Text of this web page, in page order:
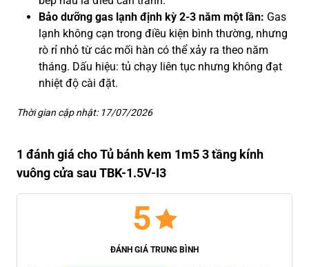
Bảo dưỡng gas lạnh định kỳ 2-3 năm một lần: Gas
lạnh không cạn trong điều kiện bình thường, nhưng
rò rỉ nhỏ từ các mối hàn có thể xảy ra theo năm
tháng. Dấu hiệu: tủ chạy liên tục nhưng không đạt
nhiệt độ cài đặt.
Thời gian cập nhật: 17/07/2026
1 đánh giá cho Tủ bánh kem 1m5 3 tầng kính
vuông cửa sau TBK-1.5V-I3
5
ĐÁNH GIÁ TRUNG BÌNH